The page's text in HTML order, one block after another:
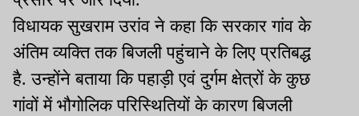
विधायक सुखराम उरांव ने कहा कि सरकार गांव के
अंतिम व्यक्ति तक बिजली पहुंचाने के लिए प्रतिबद्ध
है. उन्होंने बताया कि पहाड़ी एवं दुर्गम क्षेत्रों के कुछ
गांवों में भौगोलिक परिस्थितियों के कारण बिजली